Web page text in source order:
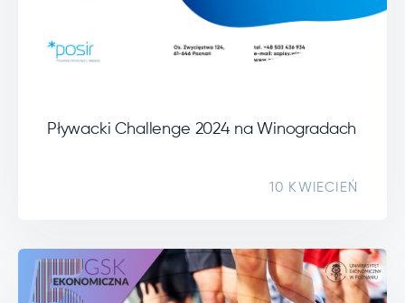
Pływacki Challenge 2024 na Winogradach
10 KWIECIEŃ